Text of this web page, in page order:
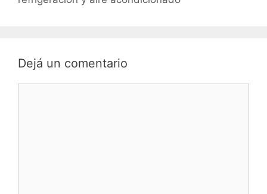
Dejá un comentario